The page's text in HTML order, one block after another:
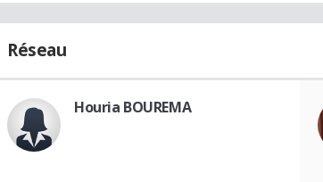
Réseau
Houria BOUREMA